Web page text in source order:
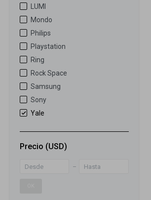
LUMI
Mondo
Philips
Playstation
Ring
Rock Space
Samsung
Sony
Yale
Precio (USD)